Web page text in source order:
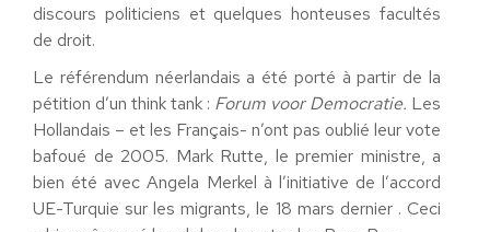
discours politiciens et quelques honteuses facultés
de droit.
Le référendum néerlandais a été porté à partir de la
pétition d’un think tank : Forum voor Democratie. Les
Hollandais – et les Français- n’ont pas oublié leur vote
bafoué de 2005. Mark Rutte, le premier ministre, a
bien été avec Angela Merkel à l’initiative de l’accord
UE-Turquie sur les migrants, le 18 mars dernier . Ceci